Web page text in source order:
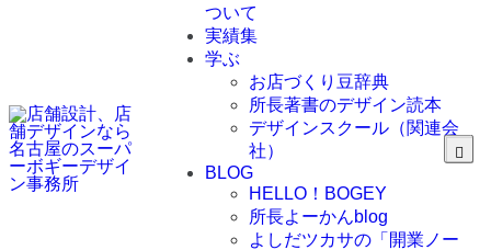
ついて
実績集
学ぶ
お店づくり豆辞典
所長著書のデザイン読本
デザインスクール（関連会
社）
BLOG
HELLO！BOGEY
所長よーかんblog
よしだツカサの「開業ノー